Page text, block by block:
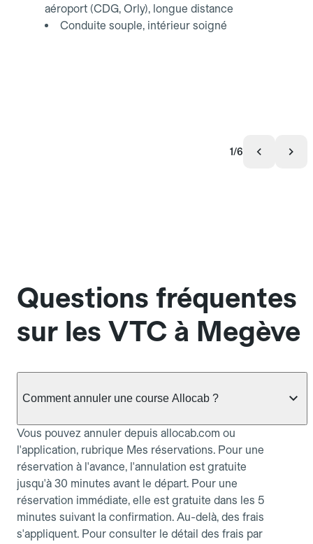
aéroport (CDG, Orly), longue distance
Conduite souple, intérieur soigné
1/6
Questions fréquentes
sur les VTC à Megève
Comment annuler une course Allocab ?
Vous pouvez annuler depuis allocab.com ou
l'application, rubrique Mes réservations. Pour une
réservation à l'avance, l'annulation est gratuite
jusqu'à 30 minutes avant le départ. Pour une
réservation immédiate, elle est gratuite dans les 5
minutes suivant la confirmation. Au-delà, des frais
s'appliquent. Pour consulter le détail des frais par